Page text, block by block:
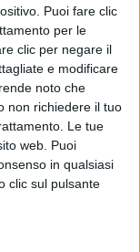
Puoi fare clic
per le
clic per negare il
e modificare
noto che
non richiedere il tuo
Le tue
web. Puoi
in qualsiasi
clic sul pulsante